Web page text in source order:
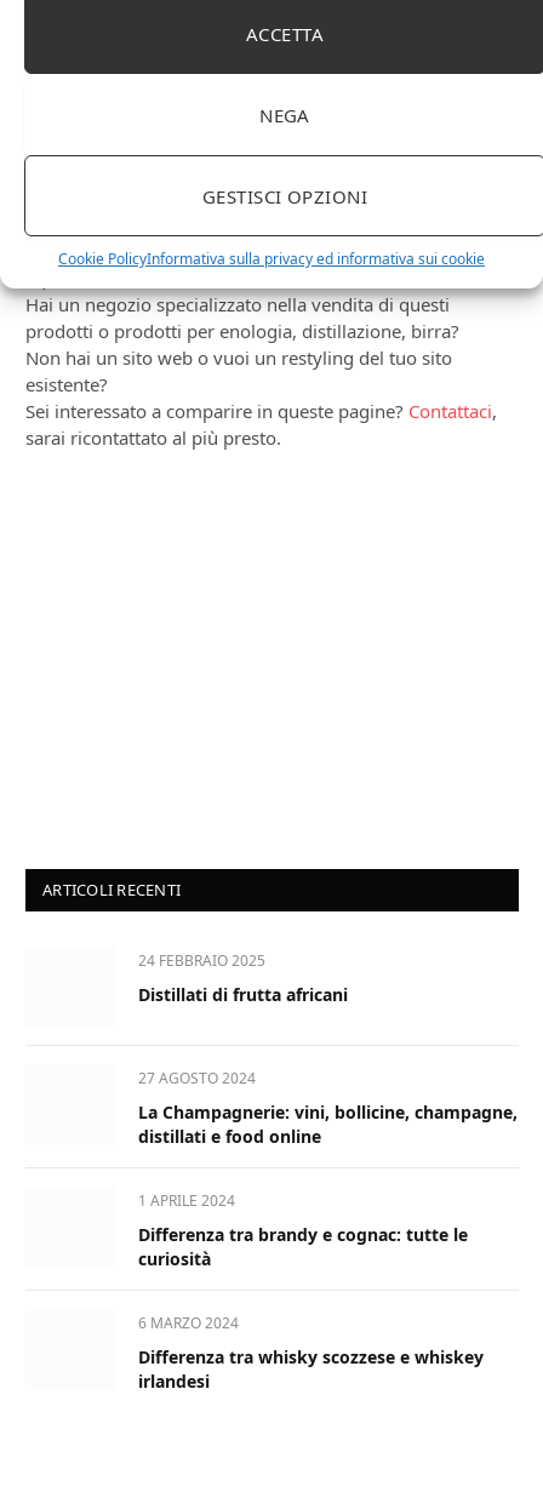
ACCETTA
NEGA
GESTISCI OPZIONI
Cookie PolicyInformativa sulla privacy ed informativa sui cookie
Le Casematte – Faro (box 6 x 0,75l) Mr. Vino Rosso
Ti occupi della produzione e vendita di vini, spumanti,
Hai un negozio specializzato nella vendita di questi
prodotti o prodotti per enologia, distillazione, birra?
Non hai un sito web o vuoi un restyling del tuo sito
esistente?
Sei interessato a comparire in queste pagine? Contattaci,
sarai ricontattato al più presto.
ARTICOLI RECENTI
24 FEBBRAIO 2025
Distillati di frutta africani
27 AGOSTO 2024
La Champagnerie: vini, bollicine, champagne,
distillati e food online
1 APRILE 2024
Differenza tra brandy e cognac: tutte le
curiosità
6 MARZO 2024
Differenza tra whisky scozzese e whiskey
irlandesi